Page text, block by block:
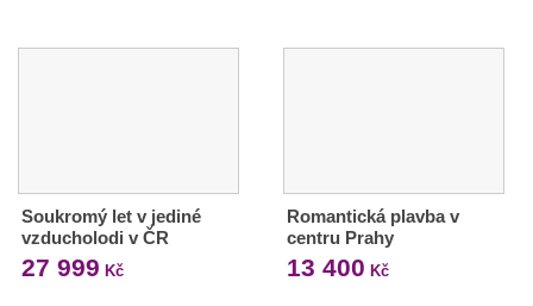
Soukromý let v jediné
vzducholodi v ČR
27 999 Kč
Romantická plavba v
centru Prahy
13 400 Kč